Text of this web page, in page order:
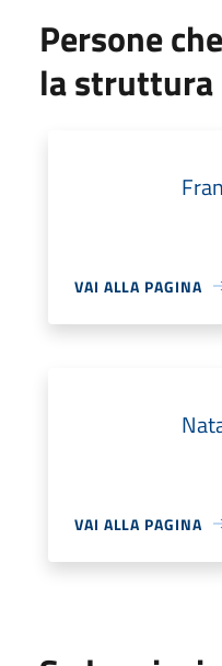
Persone
la struttura
VAI ALLA PAGINA
VAI ALLA PAGINA